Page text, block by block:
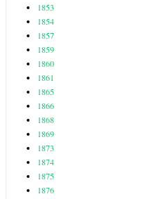
1853
1854
1857
1859
1860
1861
1865
1866
1868
1869
1873
1874
1875
1876